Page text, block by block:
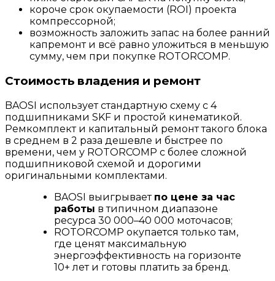
короче срок окупаемости (ROI) проекта
компрессорной;
возможность заложить запас на более ранний
капремонт и всё равно уложиться в меньшую
сумму, чем при покупке ROTORCOMP.
Стоимость владения и ремонт
BAOSI использует стандартную схему с 4
подшипниками SKF и простой кинематикой.
Ремкомплект и капитальный ремонт такого блока
в среднем в 2 раза дешевле и быстрее по
времени, чем у ROTORCOMP с более сложной
подшипниковой схемой и дорогими
оригинальными комплектами.
BAOSI выигрывает по цене за час
работы в типичном диапазоне
ресурса 30 000–40 000 моточасов;
ROTORCOMP окупается только там,
где ценят максимальную
энергоэффективность на горизонте
10+ лет и готовы платить за бренд.